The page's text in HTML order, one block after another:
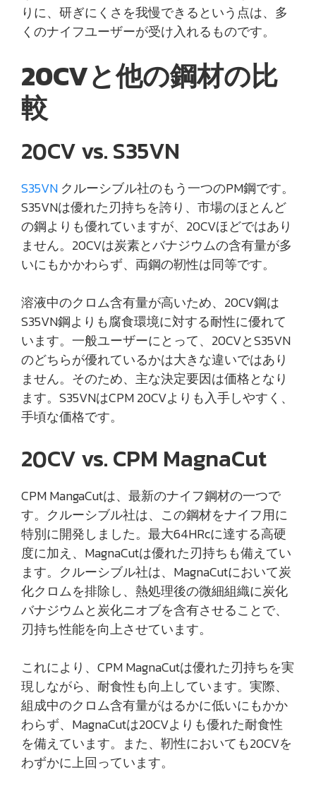
りに、研ぎにくさを我慢できるという点は、多
くのナイフユーザーが受け入れるものです。
20CVと他の鋼材の比
較
20CV vs. S35VN
S35VN クルーシブル社のもう一つのPM鋼です。
S35VNは優れた刃持ちを誇り、市場のほとんど
の鋼よりも優れていますが、20CVほどではあり
ません。20CVは炭素とバナジウムの含有量が多
いにもかかわらず、両鋼の靭性は同等です。
溶液中のクロム含有量が高いため、20CV鋼は
S35VN鋼よりも腐食環境に対する耐性に優れて
います。一般ユーザーにとって、20CVとS35VN
のどちらが優れているかは大きな違いではあり
ません。そのため、主な決定要因は価格となり
ます。S35VNはCPM 20CVよりも入手しやすく、
手頃な価格です。
20CV vs. CPM MagnaCut
CPM MangaCutは、最新のナイフ鋼材の一つで
す。クルーシブル社は、この鋼材をナイフ用に
特別に開発しました。最大64HRcに達する高硬
度に加え、MagnaCutは優れた刃持ちも備えてい
ます。クルーシブル社は、MagnaCutにおいて炭
化クロムを排除し、熱処理後の微細組織に炭化
バナジウムと炭化ニオブを含有させることで、
刃持ち性能を向上させています。
これにより、CPM MagnaCutは優れた刃持ちを実
現しながら、耐食性も向上しています。実際、
組成中のクロム含有量がはるかに低いにもかか
わらず、MagnaCutは20CVよりも優れた耐食性
を備えています。また、靭性においても20CVを
わずかに上回っています。